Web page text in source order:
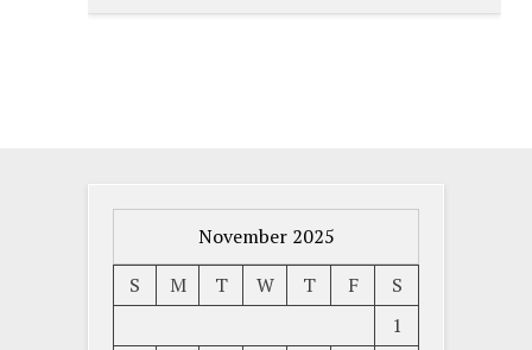
November 2025
S
M T W T F
S
1